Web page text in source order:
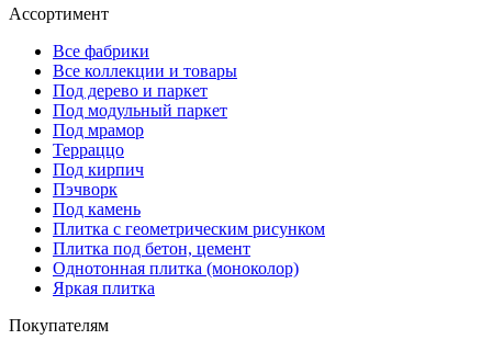
Ассортимент
Все фабрики
Все коллекции и товары
Под дерево и паркет
Под модульный паркет
Под мрамор
Терраццо
Под кирпич
Пэчворк
Под камень
Плитка с геометрическим рисунком
Плитка под бетон, цемент
Однотонная плитка (моноколор)
Яркая плитка
Покупателям